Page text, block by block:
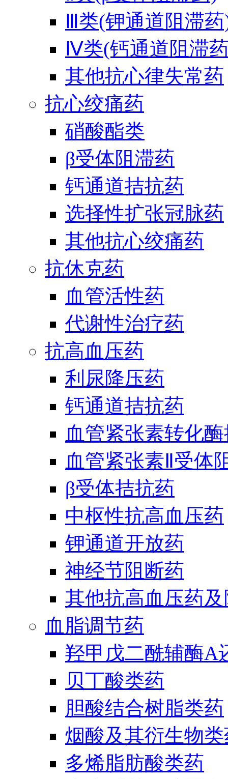
Ⅲ类(钾通道阻滞
Ⅳ类(钙通道阻滞
其他抗心律失常药
抗心绞痛药
硝酸酯类
β受体阻滞药
钙通道拮抗药
选择性扩张冠脉药
其他抗心绞痛药
抗休克药
血管活性药
代谢性治疗药
抗高血压药
利尿降压药
钙通道拮抗药
血管紧张素转化
血管紧张素Ⅱ受体
β受体拮抗药
中枢性抗高血压药
钾通道开放药
神经节阻断药
其他抗高血压药
血脂调节药
羟甲戊二酰辅酶A
贝丁酸类药
胆酸结合树脂类药
烟酸及其衍生物
多烯脂肪酸类药